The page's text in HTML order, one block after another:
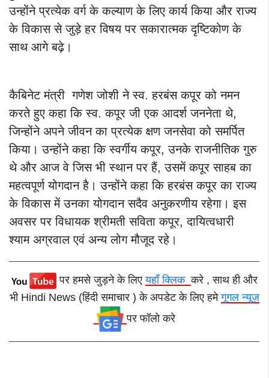
उन्होंने प्रत्येक वर्ग के कल्याण के लिए कार्य किया और राज्य
के विकास से जुड़े हर विषय पर सकारात्मक दृष्टिकोण के
साथ आगे बढ़े।
कैबिनेट मंत्री गणेश जोशी ने स्व. हरबंस कपूर को नमन
करते हुए कहा कि स्व. कपूर जी एक आदर्श जननेता थे,
जिन्होंने अपने जीवन का प्रत्येक क्षण जनसेवा को समर्पित
किया। उन्होंने कहा कि स्वर्गीय कपूर, उनके राजनीतिक गुरु
थे और आज वे जिस भी स्थान पर हैं, उसमें कपूर साहब का
महत्वपूर्ण योगदान है। उन्होंने कहा कि हरबंस कपूर का राज्य
के विकास में उनका योगदान सदैव अनुकरणीय रहेगा। इस
अवसर पर विधायक श्रीमती सविता कपूर, दायित्वधारी
श्याम अग्रवाल एवं अन्य लोग मौजूद रहे।
पर हमसे जुड़ने के लिएयहाँ क्लिककरे , साथ ही और
भी Hindi News (हिंदी समाचार ) के अपडेट के लिए हमेगूगल न्यूज़
पर फॉलो करे